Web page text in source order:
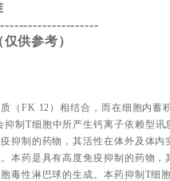
供参考）
（FK 12）相结合，而在细胞内蓄
制T细胞中所产生钙离子依赖型讯
抑制的药物，其活性在体外及体内
本药是具有高度免疫抑制的药物，
毒性淋巴球的生成。本药抑制T细